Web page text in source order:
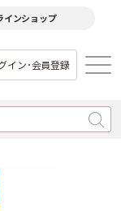
インショップ
イン･会員登録